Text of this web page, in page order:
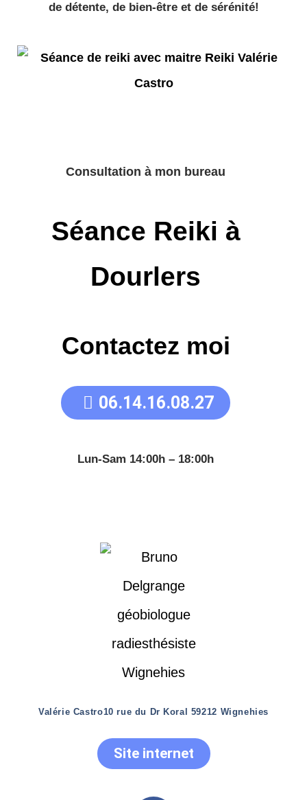
de détente, de bien-être et de sérénité!
Consultation à mon bureau
Séance Reiki à
Dourlers
Contactez moi
06.14.16.08.27
Lun-Sam 14:00h – 18:00h
Valérie Castro10 rue du Dr Koral 59212 Wignehies
Site internet